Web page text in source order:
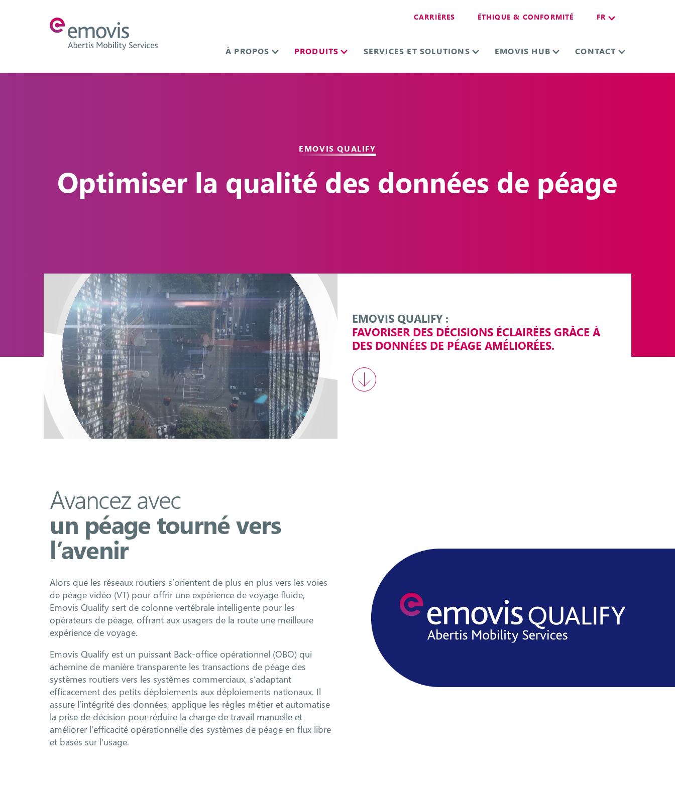
CARRIÈRES ÉTHIQUE & CONFORMITÉ FR
À PROPOS PRODUITS SERVICES ET SOLUTIONS EMOVIS HUB CONTACT
EMOVIS QUALIFY
Optimiser la qualité des données de péage
EMOVIS QUALIFY :
FAVORISER DES DÉCISIONS ÉCLAIRÉES GRÂCE À
DES DONNÉES DE PÉAGE AMÉLIORÉES.
Avancez avec
un péage tourné vers
l’avenir
Alors que les réseaux routiers s’orientent de plus en plus vers les voies
de péage vidéo (VT) pour offrir une expérience de voyage fluide,
Emovis Qualify sert de colonne vertébrale intelligente pour les
opérateurs de péage, offrant aux usagers de la route une meilleure
expérience de voyage.
Emovis Qualify est un puissant Back-office opérationnel (OBO) qui
achemine de manière transparente les transactions de péage des
systèmes routiers vers les systèmes commerciaux, s’adaptant
efficacement des petits déploiements aux déploiements nationaux. Il
assure l’intégrité des données, applique les règles métier et automatise
la prise de décision pour réduire la charge de travail manuelle et
améliorer l’efficacité opérationnelle des systèmes de péage en flux libre
et basés sur l’usage.